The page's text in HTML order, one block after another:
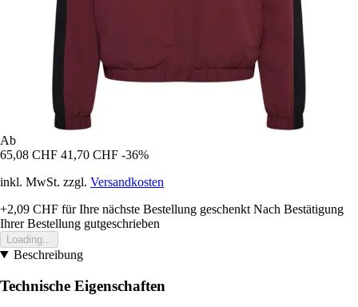
Ab
65,08 CHF 41,70 CHF -36%
inkl. MwSt. zzgl. Versandkosten
+2,09 CHF für Ihre nächste Bestellung geschenkt Nach Bestätigung
Ihrer Bestellung gutgeschrieben
Loading...
Beschreibung
Technische Eigenschaften